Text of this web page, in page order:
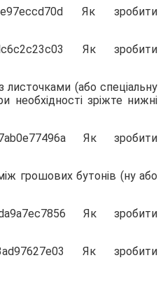
листочками (або спеціальну
необхідності зріжте нижні
грошових бутонів (ну або